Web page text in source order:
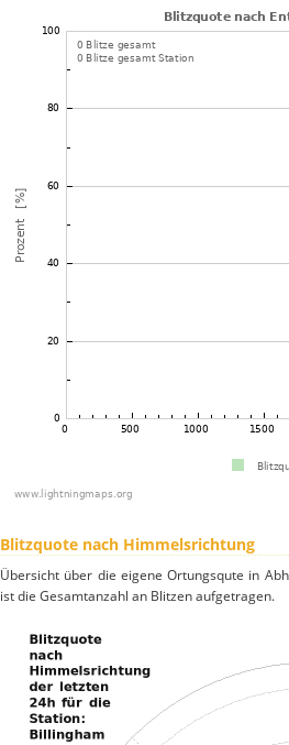
Blitzquote nach Himmelsrichtung
Übersicht über die eigene Ortungsqute in
ist die Gesamtanzahl an Blitzen aufgetragen.